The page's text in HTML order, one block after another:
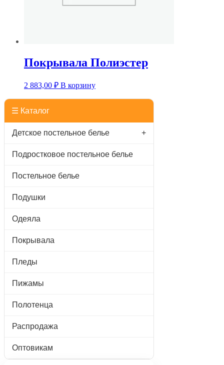
Покрывала Полиэстер
2 883,00 ₽ В корзину
☰ Каталог
Детское постельное белье +
Подростковое постельное белье
Постельное белье
Подушки
Одеяла
Покрывала
Пледы
Пижамы
Полотенца
Распродажа
Оптовикам